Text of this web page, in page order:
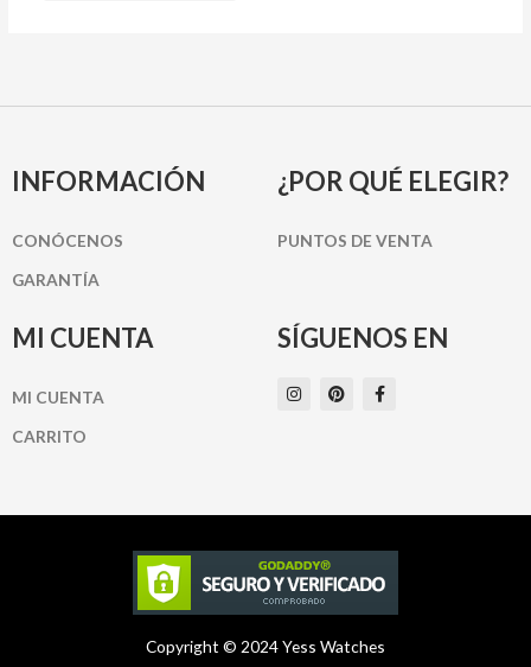
INFORMACIÓN
CONÓCENOS
GARANTÍA
¿POR QUÉ ELEGIR?
PUNTOS DE VENTA
MI CUENTA
MI CUENTA
CARRITO
SÍGUENOS EN
I
n
m
P
i
t
F
a
-
Copyright © 2024 Yess Watches